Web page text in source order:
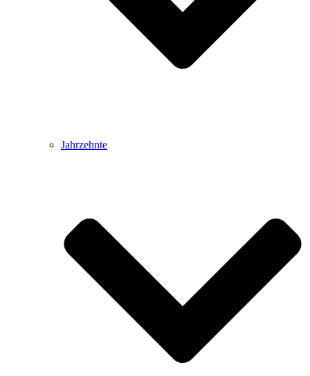
Jahrzehnte